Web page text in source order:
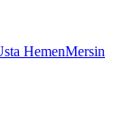
HemenMersin